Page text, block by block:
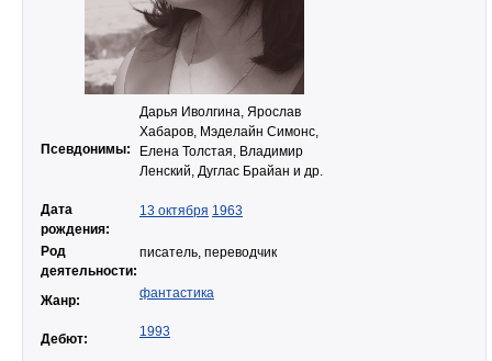
Псевдонимы:
Дарья Иволгина, Ярослав
Хабаров, Мэделайн Симонс,
Елена Толстая, Владимир
Ленский, Дуглас Брайан и др.
Дата
рождения:
13 октября 1963
Род
деятельности:
писатель, переводчик
Жанр: фантастика
Дебют: 1993